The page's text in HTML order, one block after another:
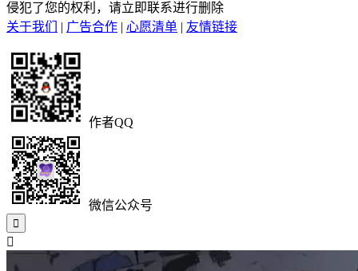
侵犯了您的权利，请立即联系进行删除
关于我们
| 广告合作 | 心愿清单 | 友情链接
作者QQ
微信公众号